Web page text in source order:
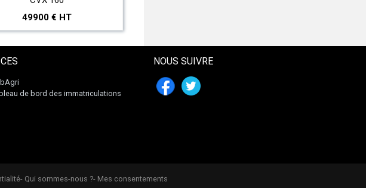
49900 € HT
de bord des immatriculations
NOUS SUIVRE
- Qui sommes-nous ?- Mes consentements